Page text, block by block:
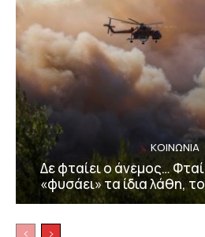
ΚΟΙΝΩΝΙΑ
Δε φταίει ο άνεμος…
«φυσάει» τα ίδια λάθη,